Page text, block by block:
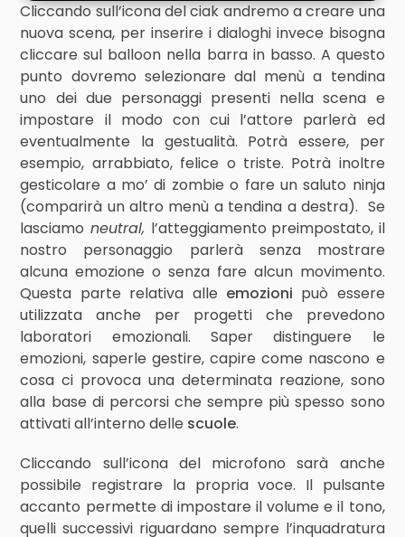
Cliccando sull’icona del ciak andremo a creare una
nuova scena, per inserire i dialoghi invece bisogna
cliccare sul balloon nella barra in basso. A questo
punto dovremo selezionare dal menù a tendina
uno dei due personaggi presenti nella scena e
impostare il modo con cui l’attore parlerà ed
eventualmente la gestualità. Potrà essere, per
esempio, arrabbiato, felice o triste. Potrà inoltre
gesticolare a mo’ di zombie o fare un saluto ninja
(comparirà un altro menù a tendina a destra). Se
lasciamo neutral, l’atteggiamento preimpostato, il
nostro personaggio parlerà senza mostrare
alcuna emozione o senza fare alcun movimento.
Questa parte relativa alle emozioni può essere
utilizzata anche per progetti che prevedono
laboratori emozionali. Saper distinguere le
emozioni, saperle gestire, capire come nascono e
cosa ci provoca una determinata reazione, sono
alla base di percorsi che sempre più spesso sono
attivati all’interno delle scuole.
Cliccando sull’icona del microfono sarà anche
possibile registrare la propria voce. Il pulsante
accanto permette di impostare il volume e il tono,
quelli successivi riguardano sempre l’inquadratura